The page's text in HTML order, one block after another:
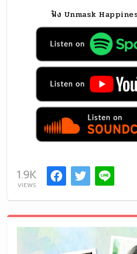
ฟัง Unmask
VIEWS
1.9K